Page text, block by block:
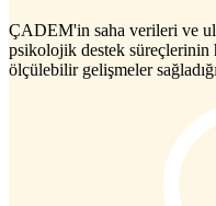
ÇADEM'in saha verileri ve
psikolojik destek süreçlerinin
ölçülebilir gelişmeler